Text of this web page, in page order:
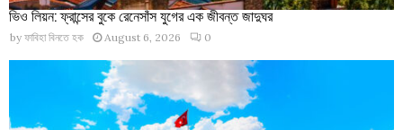
ভিও লিয়ন: ফ্রান্সের বুকে রেনেসাঁস যুগের এক জীবন্ত জাদুঘর
by ফাবিহা বিনতে হক August 6, 2026 0